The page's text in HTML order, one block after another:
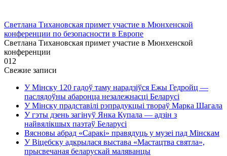
Светлана Тихановская примет участие в Мюнхенской
конференции по безопасности в Европе
Светлана Тихановская примет участие в Мюнхенской
конференции
012
Свежие записи
У Мінску 120 гадоў таму нарадзіўся Ежы Гедройц —
паслядоўны абаронца незалежнасці Беларусі
У Мінску прадставілі рэпрадукцыі твораў Марка Шагала
У гэты дзень загінуў Янка Купала — адзін з
найвялікшых паэтаў Беларусі
Вясновы абрад «Саракі» правядуць у музеі пад Мінскам
У Віцебску адкрылася выстава «Мастацтва святла»,
прысвечаная беларускай маляванцы